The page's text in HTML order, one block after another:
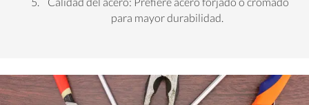
para mayor durabilidad.